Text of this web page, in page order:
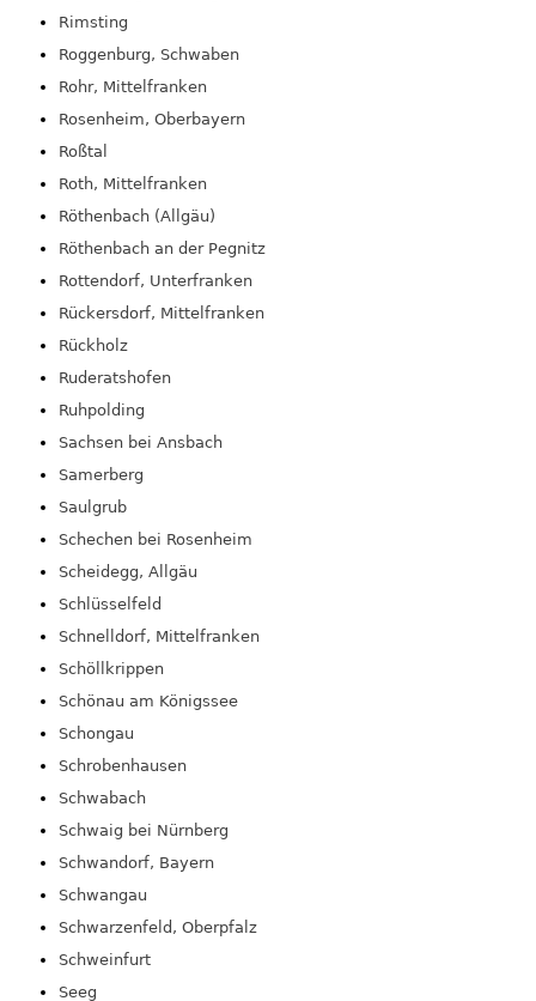
Rimsting
Roggenburg, Schwaben
Rohr, Mittelfranken
Rosenheim, Oberbayern
Roßtal
Roth, Mittelfranken
Röthenbach (Allgäu)
Röthenbach an der Pegnitz
Rottendorf, Unterfranken
Rückersdorf, Mittelfranken
Rückholz
Ruderatshofen
Ruhpolding
Sachsen bei Ansbach
Samerberg
Saulgrub
Schechen bei Rosenheim
Scheidegg, Allgäu
Schlüsselfeld
Schnelldorf, Mittelfranken
Schöllkrippen
Schönau am Königssee
Schongau
Schrobenhausen
Schwabach
Schwaig bei Nürnberg
Schwandorf, Bayern
Schwangau
Schwarzenfeld, Oberpfalz
Schweinfurt
Seeg